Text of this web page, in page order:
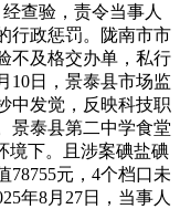
查验，责令当事人
行政惩罚。陇南市市
不及格交办单，私行
10日，景泰县市场监
中发觉，反映科技职
景泰县第二中学食堂
境下。且涉案碘盐碘
78755元，4个档口未
年8月27日，当事人